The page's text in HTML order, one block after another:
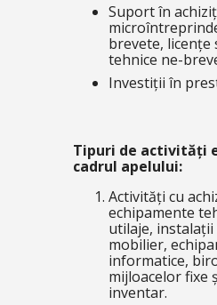
Suport în
brevete, licențe
tehnice ne-
Investiții în
Tipuri de activități
cadrul apelului:
Activități cu
echipamente
utilaje, instalații
mobilier,
informatice,
mijloacelor fixe
inventar.